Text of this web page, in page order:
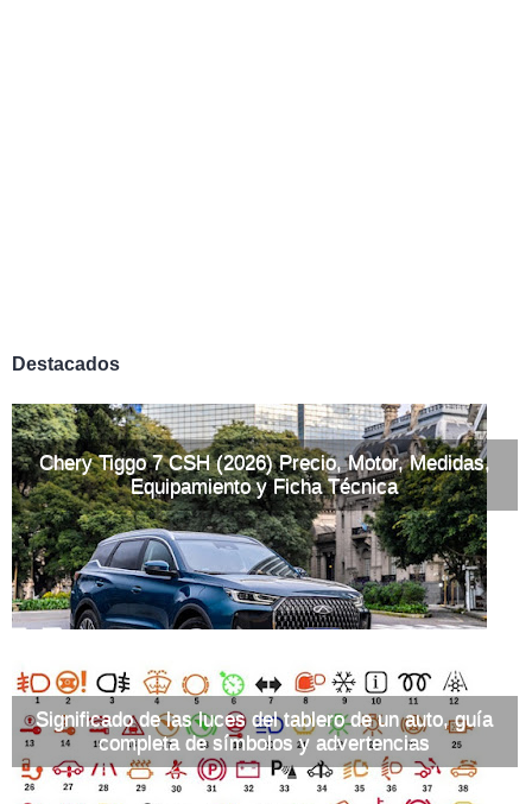
Destacados
Chery Tiggo 7 CSH (2026) Precio, Motor, Medidas,
Equipamiento y Ficha Técnica
Significado de las luces del tablero de un auto, guía
completa de símbolos y advertencias